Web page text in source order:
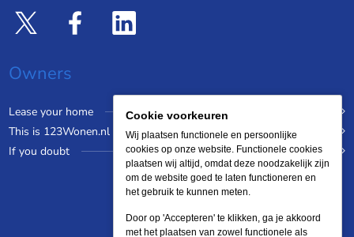
Owners
Lease your home
This is 123Wonen.nl
If you doubt
Cookie voorkeuren
Wij plaatsen functionele en persoonlijke
cookies op onze website. Functionele cookies
plaatsen wij altijd, omdat deze noodzakelijk zijn
om de website goed te laten functioneren en
het gebruik te kunnen meten.
Door op 'Accepteren' te klikken, ga je akkoord
met het plaatsen van zowel functionele als